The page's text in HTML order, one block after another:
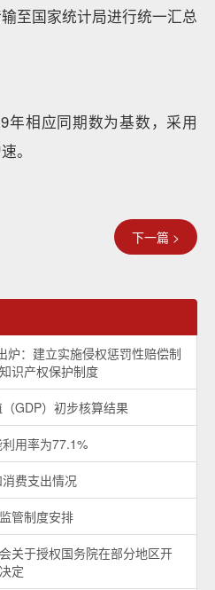
至国家统计局进行统一汇总
年相应同期数为基数，采用
。
下一篇 >
炉：建立实施侵权惩罚性赔偿制
识产权保护制度
GDP）初步核算结果
用率为77.1%
费支出情况
管制度安排
关于授权国务院在部分地区开
定